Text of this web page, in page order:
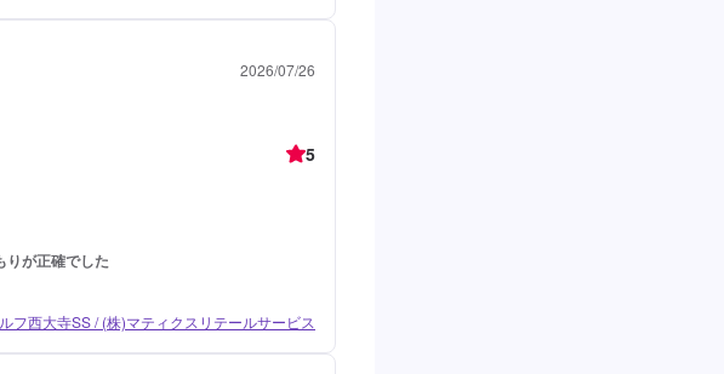
2026/07/26
5
りが正確でした
フ西大寺SS / (株)マティクスリテールサービス